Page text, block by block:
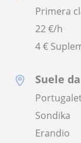
Primera
22€/h
4 €
Suele
Sondika
Erandio